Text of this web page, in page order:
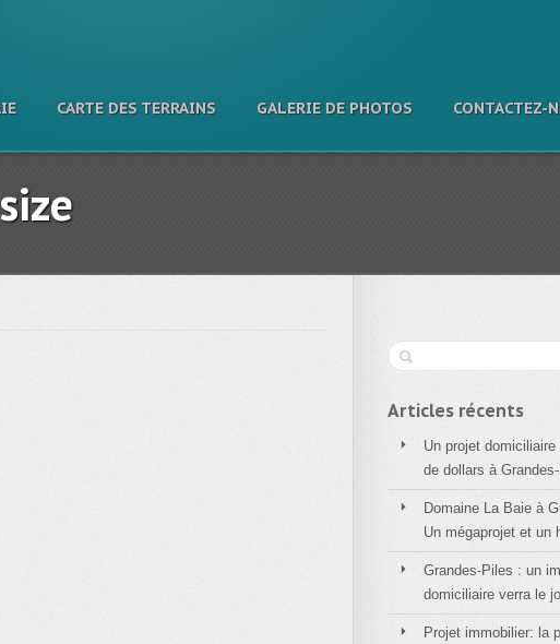
CARTE DES TERRAINS GALERIE DE PHOTOS CONTACTEZ-
Articles récents
Un projet
de dollars à
Domaine La Baie à
Un mégaprojet et un
Grandes-Piles : un
domiciliaire verra le
Projet immobilier: la